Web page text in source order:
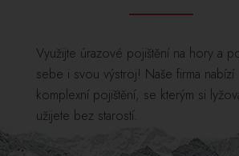
Využijte úrazové pojištění na hory a
sebe i svou výstroj! Naše firma nabízí
komplexní pojištění, se kterým si
užijete bez starostí.